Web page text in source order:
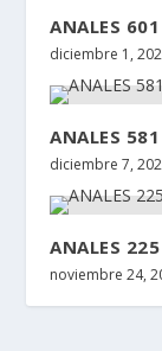
ANALES
diciembre 1,
ANALES 581
diciembre 7,
ANALES 225
noviembre 24,